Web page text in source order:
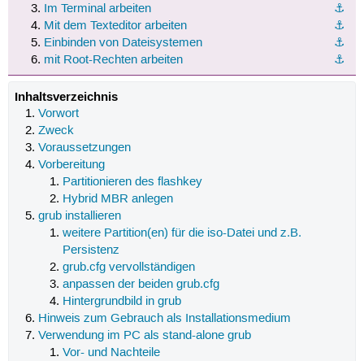
⚓︎
Im Terminal arbeiten
⚓︎
Mit dem Texteditor arbeiten
⚓︎
Einbinden von Dateisystemen
⚓︎
mit Root-Rechten arbeiten
Inhaltsverzeichnis
Vorwort
Zweck
Voraussetzungen
Vorbereitung
Partitionieren des flashkey
Hybrid MBR anlegen
grub installieren
weitere Partition(en) für die iso-Datei und z.B.
Persistenz
grub.cfg vervollständigen
anpassen der beiden grub.cfg
Hintergrundbild in grub
Hinweis zum Gebrauch als Installationsmedium
Verwendung im PC als stand-alone grub
Vor- und Nachteile